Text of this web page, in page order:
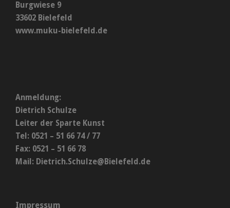
Burgwiese 9
33602 Bielefeld
www.muku-bielefeld.de
Anmeldung:
Dietrich Schulze
Leiter der Sparte Kunst
Tel: 0521 – 51 66 74 / 77
Fax: 0521 – 51 66 78
Mail: Dietrich.Schulze@Bielefeld.de
Impressum